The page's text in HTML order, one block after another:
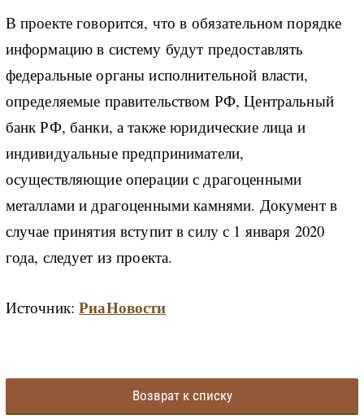
В проекте говорится, что в обязательном порядке
информацию в систему будут предоставлять
федеральные органы исполнительной власти,
определяемые правительством РФ, Центральный
банк РФ, банки, а также юридические лица и
индивидуальные предприниматели,
осуществляющие операции с драгоценными
металлами и драгоценными камнями. Документ в
случае принятия вступит в силу с 1 января 2020
года, следует из проекта.
Источник:РиаНовости
Возврат к списку